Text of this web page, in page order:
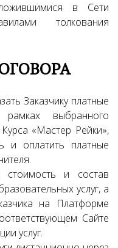
в Сети
толкования
Заказчику платные
выбранного
«Мастер Рейки»,
и оплатить платные
и состав
услуг, а
на Платформе
Сайте
услуг.